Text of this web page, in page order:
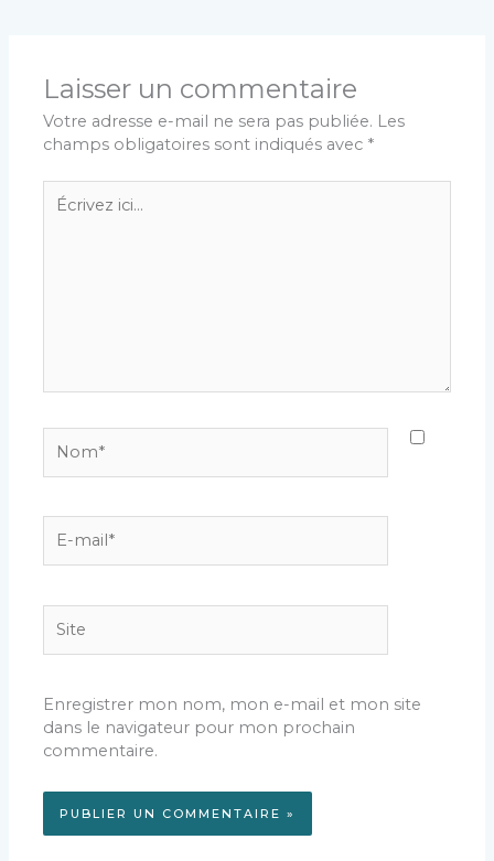
Laisser un commentaire
Votre adresse e-mail ne sera pas publiée. Les
champs obligatoires sont indiqués avec *
Écrivez
ici…
mail*
Enregistrer mon nom, mon e-mail et mon site
dans le navigateur pour mon prochain
commentaire.